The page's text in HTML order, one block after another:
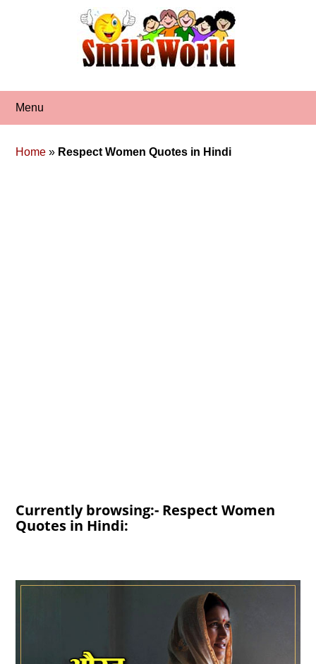
Menu
Home » Respect Women Quotes in Hindi
Currently browsing:- Respect Women
Quotes in Hindi: